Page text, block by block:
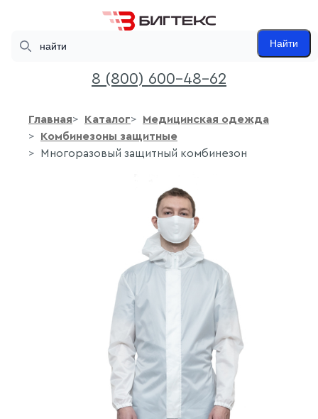
Найти
8 (800) 600-48-62
Главная Каталог
Медицинская одежда
Комбинезоны защитные
Многоразовый защитный комбинезон